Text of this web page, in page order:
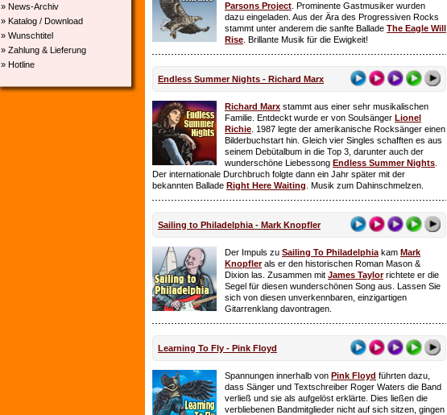
» News-Archiv
» Katalog / Download
» Wunschtitel
» Zahlung & Lieferung
» Hotline
Parsons Project . Prominente Gastmusiker wurden
dazu eingeladen. Aus der Ära des Progressiven Rocks
stammt unter anderem die sanfte Ballade The Eagle Will
Rise . Brillante Musik für die Ewigkeit!
Endless Summer Nights - Richard Marx
Richard Marx stammt aus einer sehr musikalischen
Familie. Entdeckt wurde er von Soulsänger Lionel
Richie . 1987 legte der amerikanische Rocksänger einen
Bilderbuchstart hin. Gleich vier Singles schafften es aus
seinem Debütalbum in die Top 3, darunter auch der
wunderschöne Liebessong Endless Summer Nights
Der internationale Durchbruch folgte dann ein Jahr später mit der
bekannten Ballade Right Here Waiting . Musik zum Dahinschmelzen.
Sailing to Philadelphia - Mark Knopfler
Der Impuls zu Sailing To Philadelphia kam Mark
Knopfler als er den historischen Roman Mason &
Dixion las. Zusammen mit James Taylorrichtete er die
Segel für diesen wunderschönen Song aus. Lassen Sie
sich von diesen unverkennbaren, einzigartigen
Gitarrenklang davontragen.
Learning To Fly - Pink Floyd
Spannungen innerhalb von Pink Floyd führten dazu,
dass Sänger und Textschreiber Roger Waters die Band
verließ und sie als aufgelöst erklärte. Dies ließen die
verbliebenen Bandmitglieder nicht auf sich sitzen, gingen